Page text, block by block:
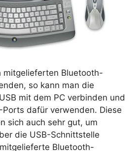
mitgelieferten Bluetooth-
so kann man die
mit dem PC verbinden und
dafür verwenden. Diese
sich auch sehr gut, um
die USB-Schnittstelle
Bluetooth-